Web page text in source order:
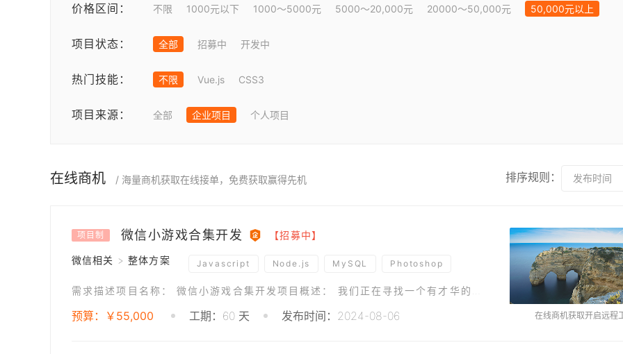
价格区间： 不限 1000元以下 1000～5000元 5000～20,000元 20000～50,000元 50,000元以上
项目状态： 全部 招募中 开发中
热门技能： 不限 Vue.js CSS3
项目来源： 全部 企业项目 个人项目
在线商机 / 海量商机获取在线接单，免费获取赢得先机 排序规则： 发布时间
项目制 微信小游戏合集开发 【招募中】
微信相关 > 整体方案 Javascript Node.js MySQL Photoshop
预算：￥55,000 工期：60 天 发布时间：2024-08-06 在线商机获取开启远程